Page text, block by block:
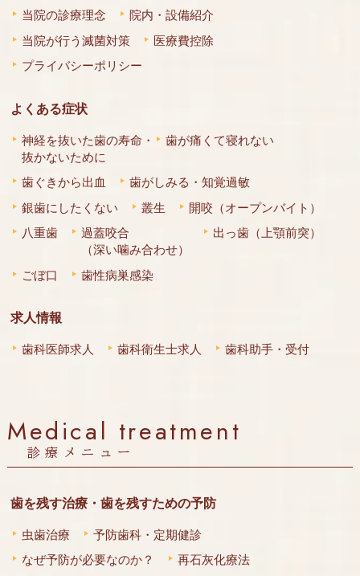
当院の診療理念
院内・設備紹介
当院が行う滅菌対策
医療費控除
プライバシーポリシー
よくある症状
神経を抜いた歯の寿命・
抜かないために
歯が痛くて寝れない
歯ぐきから出血
歯がしみる・知覚過敏
銀歯にしたくない
叢生
開咬（オープンバイト）
八重歯
過蓋咬合
（深い噛み合わせ）
出っ歯（上顎前突）
ごぼ口 歯性病巣感染
求人情報
歯科医師求人 歯科衛生士求人 歯科助手・受付
Medical treatment
診療メニュー
歯を残す治療・歯を残すための予防
虫歯治療
予防歯科・定期健診
なぜ予防が必要なのか？
再石灰化療法